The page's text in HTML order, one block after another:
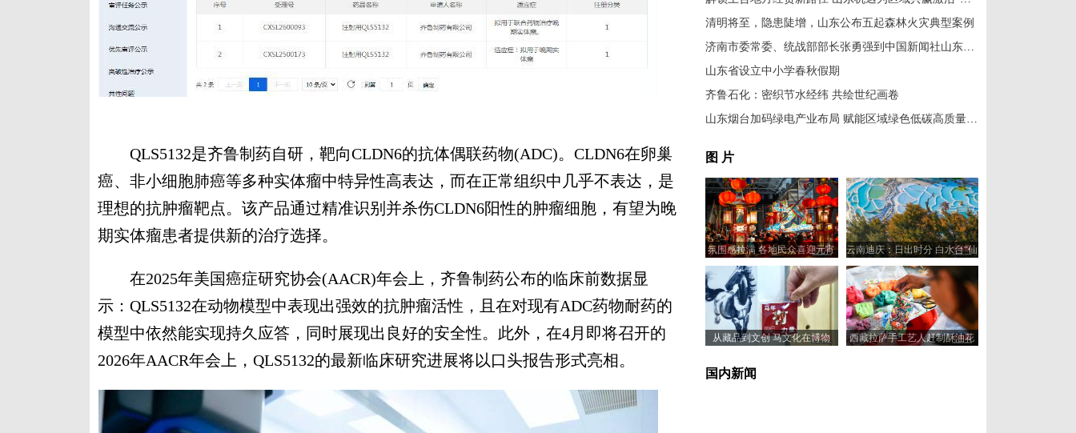
QLS5132是齐鲁制药自研，靶向CLDN6的抗体偶联药物(ADC)。CLDN6在卵巢
癌、非小细胞肺癌等多种实体瘤中特异性高表达，而在正常组织中几乎不表达，是
理想的抗肿瘤靶点。该产品通过精准识别并杀伤CLDN6阳性的肿瘤细胞，有望为晚
期实体瘤患者提供新的治疗选择。
在2025年美国癌症研究协会(AACR)年会上，齐鲁制药公布的临床前数据显
示：QLS5132在动物模型中表现出强效的抗肿瘤活性，且在对现有ADC药物耐药的
模型中依然能实现持久应答，同时展现出良好的安全性。此外，在4月即将召开的
2026年AACR年会上，QLS5132的最新临床研究进展将以口头报告形式亮相。
清明将至，隐患陡增，山东公布五起森林火灾典型案例
济南市委常委、统战部部长张勇强到中国新闻社山东分社走访调研
山东省设立中小学春秋假期
齐鲁石化：密织节水经纬 共绘世纪画卷
山东烟台加码绿电产业布局 赋能区域绿色低碳高质量发展
图 片
氛围感拉满 各地民众喜迎元宵
佳节
云南迪庆：日出时分 白水台“仙
人遗田”染金边
从藏品到文创 马文化在博物
西藏拉萨手工艺人赶制酥油花
国内新闻